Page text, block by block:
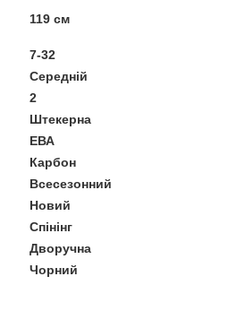
119 см
7-32
Середній
2
Штекерна
ЕВА
Карбон
Всесезонний
Новий
Спінінг
Дворучна
Чорний